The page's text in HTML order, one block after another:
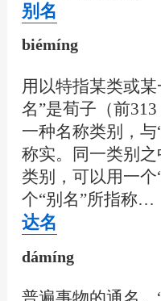
别名
biémíng
用以特指某类或
名”是荀子（前
一种名称类别，
称实。同一类别
类别，可以用一
个“别名”所指称…
达名
dámíng